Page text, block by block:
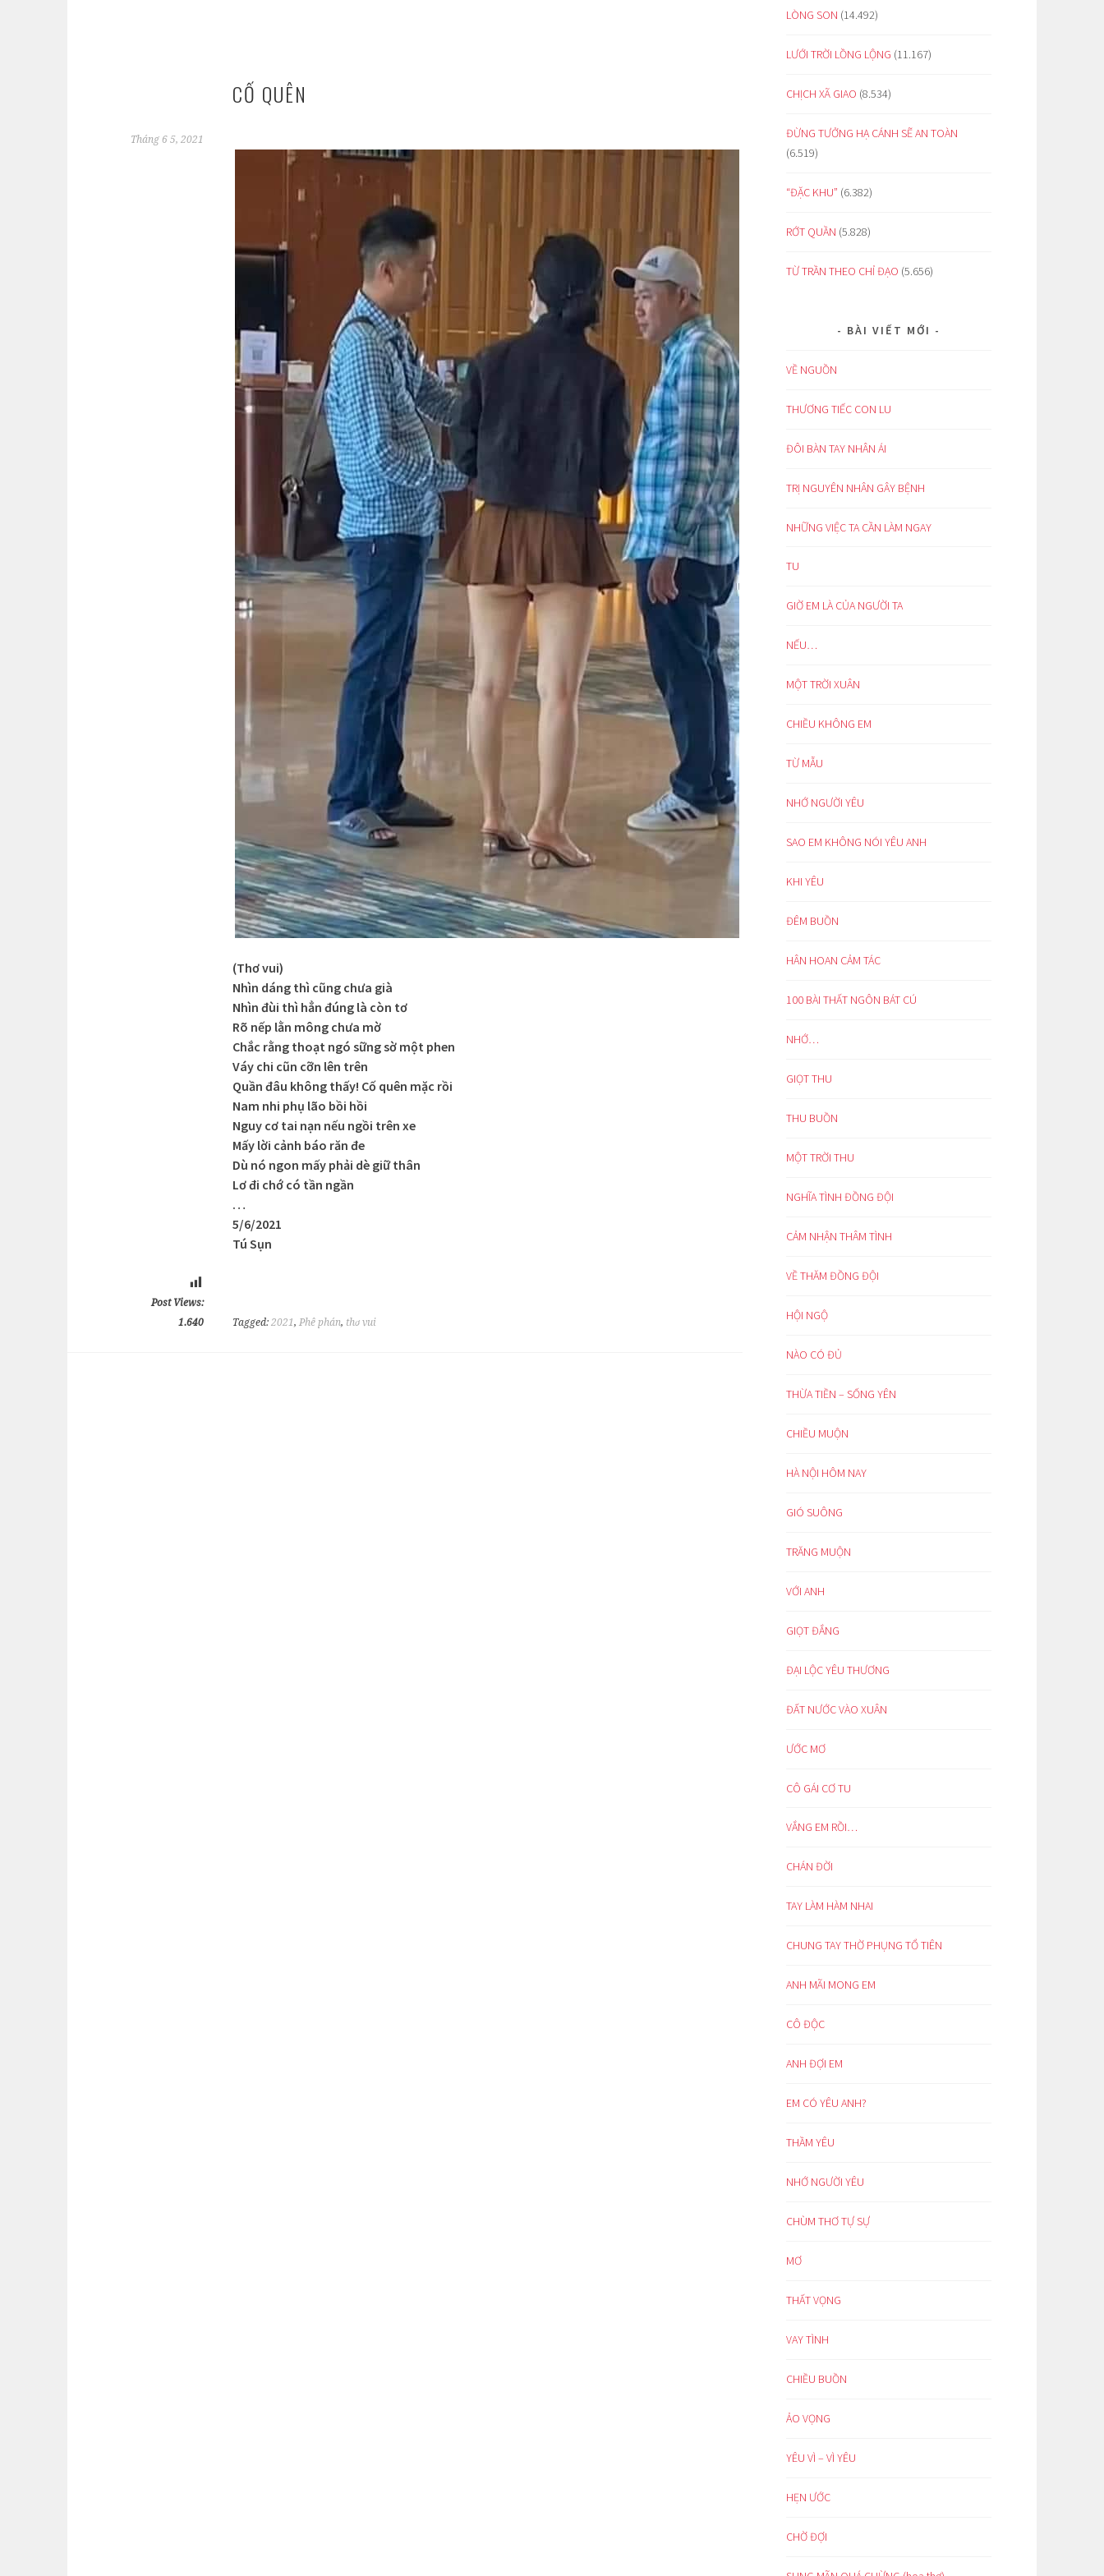
CỐ QUÊN
Tháng 6 5, 2021
(Thơ vui)
Nhìn dáng thì cũng chưa già
Nhìn đùi thì hẳn đúng là còn tơ
Rõ nếp lằn mông chưa mờ
Chắc rằng thoạt ngó sững sờ một phen
Váy chi cũn cỡn lên trên
Quần đâu không thấy! Cố quên mặc rồi
Nam nhi phụ lão bồi hồi
Nguy cơ tai nạn nếu ngồi trên xe
Mấy lời cảnh báo răn đe
Dù nó ngon mấy phải dè giữ thân
Lơ đi chớ có tần ngần
…
5/6/2021
Tú Sụn
Post Views:
1.640
Tagged: 2021, Phê phán, thơ vui
LÒNG SON (14.492)
LƯỚI TRỜI LỒNG LỘNG (11.167)
CHỊCH XÃ GIAO (8.534)
ĐỪNG TƯỞNG HẠ CÁNH SẼ AN TOÀN
(6.519)
“ĐẶC KHU” (6.382)
RỚT QUẦN (5.828)
TỪ TRẦN THEO CHỈ ĐẠO (5.656)
BÀI VIẾT MỚI
VỀ NGUỒN
THƯƠNG TIẾC CON LU
ĐÔI BÀN TAY NHÂN ÁI
TRỊ NGUYÊN NHÂN GÂY BỆNH
NHỮNG VIỆC TA CẦN LÀM NGAY
TU
GIỜ EM LÀ CỦA NGƯỜI TA
NẾU…
MỘT TRỜI XUÂN
CHIỀU KHÔNG EM
TỪ MẪU
NHỚ NGƯỜI YÊU
SAO EM KHÔNG NÓI YÊU ANH
KHI YÊU
ĐÊM BUỒN
HÂN HOAN CẢM TÁC
100 BÀI THẤT NGÔN BÁT CÚ
NHỚ…
GIỌT THU
THU BUỒN
MỘT TRỜI THU
NGHĨA TÌNH ĐỒNG ĐỘI
CẢM NHẬN THÂM TÌNH
VỀ THĂM ĐỒNG ĐỘI
HỘI NGỘ
NÀO CÓ ĐỦ
THỪA TIỀN – SỐNG YÊN
CHIỀU MUỘN
HÀ NỘI HÔM NAY
GIÓ SUÔNG
TRĂNG MUỘN
VỚI ANH
GIỌT ĐẮNG
ĐẠI LỘC YÊU THƯƠNG
ĐẤT NƯỚC VÀO XUÂN
ƯỚC MƠ
CÔ GÁI CƠ TU
VẮNG EM RỒI…
CHÁN ĐỜI
TAY LÀM HÀM NHAI
CHUNG TAY THỜ PHỤNG TỔ TIÊN
ANH MÃI MONG EM
CÔ ĐỘC
ANH ĐỢI EM
EM CÓ YÊU ANH?
THẦM YÊU
NHỚ NGƯỜI YÊU
CHÙM THƠ TỰ SỰ
MƠ
THẤT VỌNG
VAY TÌNH
CHIỀU BUỒN
ẢO VỌNG
YÊU VÌ – VÌ YÊU
HẸN ƯỚC
CHỜ ĐỢI